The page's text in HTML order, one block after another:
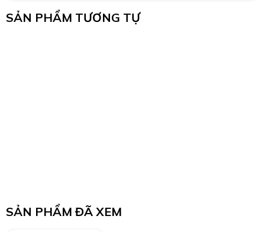
SẢN PHẨM TƯƠNG TỰ
SẢN PHẨM ĐÃ XEM